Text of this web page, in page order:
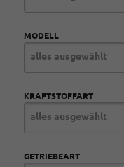
MODELL
alles ausgewählt
KRAFTSTOFFART
alles ausgewählt
GETRIEBEART